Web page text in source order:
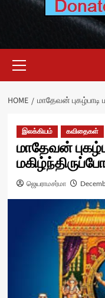
Menu
HOME மாதேவன் புகழ்பாடி
இலக்கியம் கவிதைகள்
மாதேவன்
ஜெயராமசர்மா